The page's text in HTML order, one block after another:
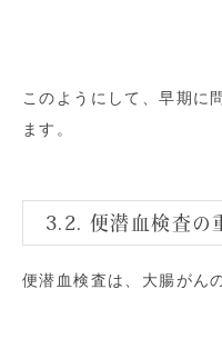
このようにして、早期に
ます。
3.2. 便潜血検査の
便潜血検査は、大腸がん